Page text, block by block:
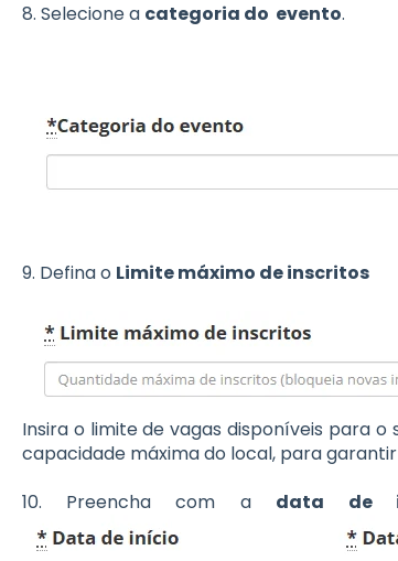
8. Selecione a categoria do evento.
9. Defina o Limite máximo de inscritos
Insira o limite de vagas disponíveis para
capacidade máxima do local, para
10. Preencha com a data de